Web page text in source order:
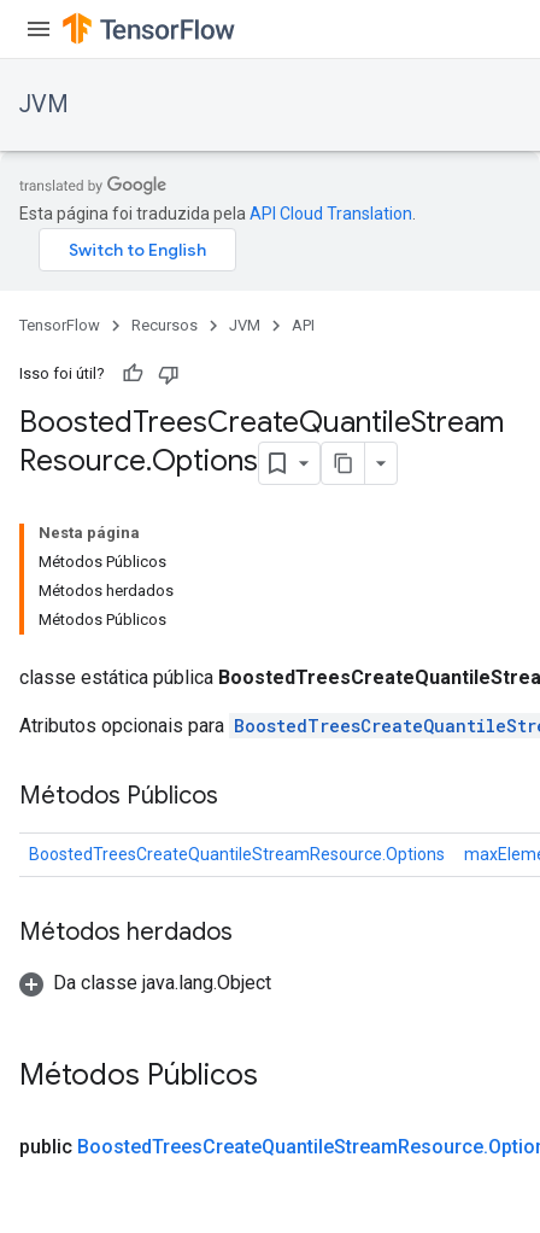
JVM
Esta página foi traduzida pela API Cloud Translation
TensorFlow Recursos JVM API
Isso foi útil?
BoostedTreesCreateQuantileStream
Resource.Options
Nesta página
Métodos Públicos
Métodos herdados
Métodos Públicos
classe estática pública
Atributos opcionais para
Métodos Públicos
BoostedTreesCreateQuantileStreamResource.Options
Métodos herdados
Da classe java.lang.Object
Métodos Públicos
public BoostedTreesCreateQuantileStreamResource.